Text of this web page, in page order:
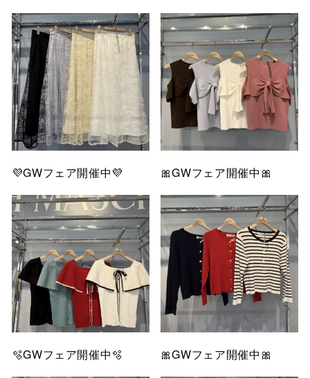
💜GWフェア開催中💜 🎀GWフェア開催中🎀
🫧GWフェア開催中🫧 🎀GWフェア開催中🎀